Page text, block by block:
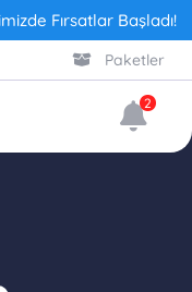
Fırsatlar Başladı!
Paketler
2